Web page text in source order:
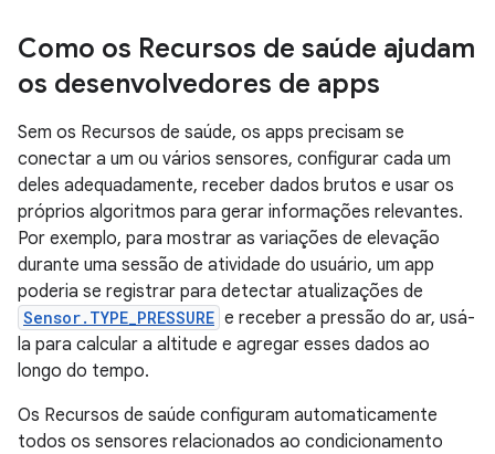
Como os Recursos de saúde ajudam
os desenvolvedores de apps
Sem os Recursos de saúde, os apps precisam se
conectar a um ou vários sensores, configurar cada um
deles adequadamente, receber dados brutos e usar os
próprios algoritmos para gerar informações relevantes.
Por exemplo, para mostrar as variações de elevação
durante uma sessão de atividade do usuário, um app
poderia se registrar para detectar atualizações de
Sensor.TYPE_PRESSURE e receber a pressão do ar, usá-
la para calcular a altitude e agregar esses dados ao
longo do tempo.
Os Recursos de saúde configuram automaticamente
todos os sensores relacionados ao condicionamento